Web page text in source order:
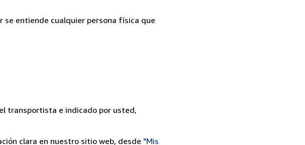
se entiende cualquier persona física que
transportista e indicado por usted,
clara en nuestro sitio web, desde "Mis